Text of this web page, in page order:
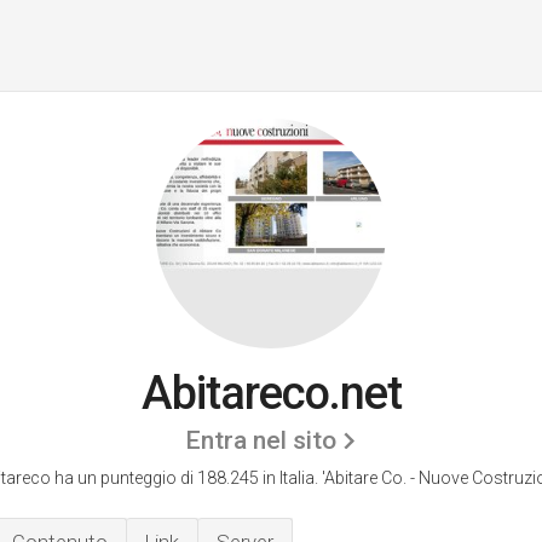
Abitareco.net
Entra nel sito
ha un punteggio di 188.245 in Italia. 'Abitare Co. - Nuove